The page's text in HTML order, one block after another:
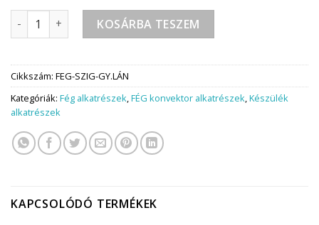
Fég Konvektor Gyújtófej szigetelés mennyiség
KOSÁRBA TESZEM
Cikkszám: FEG-SZIG-GY.LÁN
Kategóriák: Fég alkatrészek FÉG konvektor alkatrészek Készülék
alkatrészek
KAPCSOLÓDÓ TERMÉKEK